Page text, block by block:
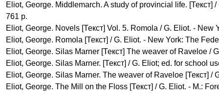
Eliot, George. Middlemarch. A study of provincial life. [Текст] /
761 p.
Eliot, George. Novels [Текст] Vol. 5. Romola / G. Eliot. - New
Eliot, George. Romola [Текст] / G. Eliot. - New York: The
Eliot, George. Silas Marner [Текст] The weaver of Raveloe /
Eliot, George. Silas Marner. [Текст] / G. Eliot; ed. for school
Eliot, George. Silas Marner. The weaver of Raveloe [Текст] /
Eliot, George. The Mill on the Floss [Текст] / G. Eliot. - M.: